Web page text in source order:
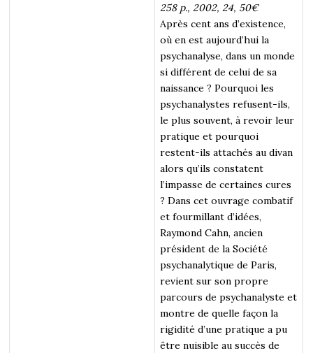
258 p., 2002, 24, 50€
Après cent ans d’existence,
où en est aujourd’hui la
psychanalyse, dans un monde
si différent de celui de sa
naissance ? Pourquoi les
psychanalystes refusent-ils,
le plus souvent, à revoir leur
pratique et pourquoi
restent-ils attachés au divan
alors qu’ils constatent
l’impasse de certaines cures
? Dans cet ouvrage combatif
et fourmillant d’idées,
Raymond Cahn, ancien
président de la Société
psychanalytique de Paris,
revient sur son propre
parcours de psychanalyste et
montre de quelle façon la
rigidité d’une pratique a pu
être nuisible au succès de